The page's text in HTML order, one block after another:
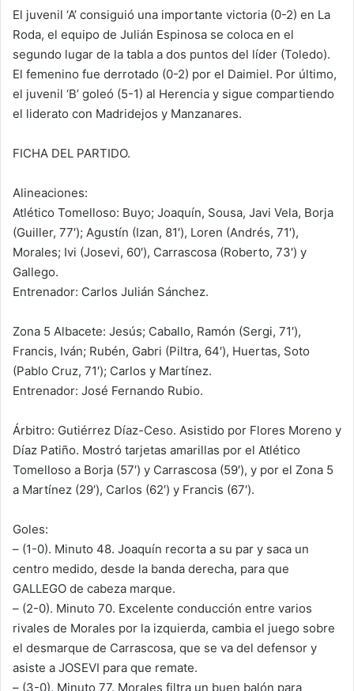
El juvenil ‘A’ consiguió una importante victoria (0-2) en La
Roda, el equipo de Julián Espinosa se coloca en el
segundo lugar de la tabla a dos puntos del líder (Toledo).
El femenino fue derrotado (0-2) por el Daimiel. Por último,
el juvenil ‘B’ goleó (5-1) al Herencia y sigue compartiendo
el liderato con Madridejos y Manzanares.
FICHA DEL PARTIDO.
Alineaciones:
Atlético Tomelloso: Buyo; Joaquín, Sousa, Javi Vela, Borja
(Guiller, 77′); Agustín (Izan, 81′), Loren (Andrés, 71′),
Morales; Ivi (Josevi, 60′), Carrascosa (Roberto, 73′) y
Gallego.
Entrenador: Carlos Julián Sánchez.
Zona 5 Albacete: Jesús; Caballo, Ramón (Sergi, 71′),
Francis, Iván; Rubén, Gabri (Piltra, 64′), Huertas, Soto
(Pablo Cruz, 71′); Carlos y Martínez.
Entrenador: José Fernando Rubio.
Árbitro: Gutiérrez Díaz-Ceso. Asistido por Flores Moreno y
Díaz Patiño. Mostró tarjetas amarillas por el Atlético
Tomelloso a Borja (57′) y Carrascosa (59′), y por el Zona 5
a Martínez (29′), Carlos (62′) y Francis (67′).
Goles:
– (1-0). Minuto 48. Joaquín recorta a su par y saca un
centro medido, desde la banda derecha, para que
GALLEGO de cabeza marque.
– (2-0). Minuto 70. Excelente conducción entre varios
rivales de Morales por la izquierda, cambia el juego sobre
el desmarque de Carrascosa, que se va del defensor y
asiste a JOSEVI para que remate.
– (3-0). Minuto 77. Morales filtra un buen balón para